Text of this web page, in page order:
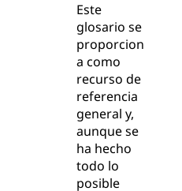
Este
glosario se
proporcion
a como
recurso de
referencia
general y,
aunque se
ha hecho
todo lo
posible